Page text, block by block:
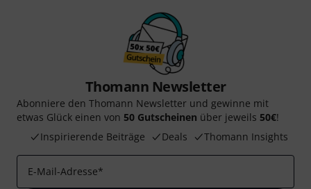
Thomann Newsletter
Abonniere den Thomann Newsletter und gewinne mit
etwas Glück einen von 50 Gutscheinen über jeweils 50€!
Inspirierende Beiträge
Deals Thomann Insights
E-Mail-Adresse*